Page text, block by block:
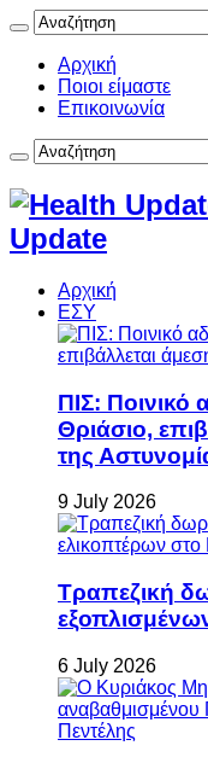
Αρχική
Ποιοι είμαστε
Επικοινωνία
Update
Αρχική
ΕΣΥ
ΠΙΣ: Ποινικό
Θριάσιο,
της
9 July 2026
Τραπεζική
6 July 2026